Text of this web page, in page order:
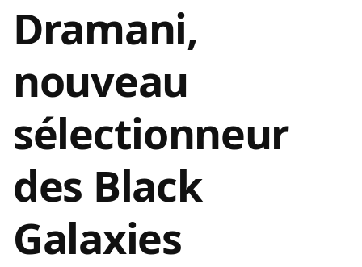
Dramani,
nouveau
sélectionneur
des Black
Galaxies